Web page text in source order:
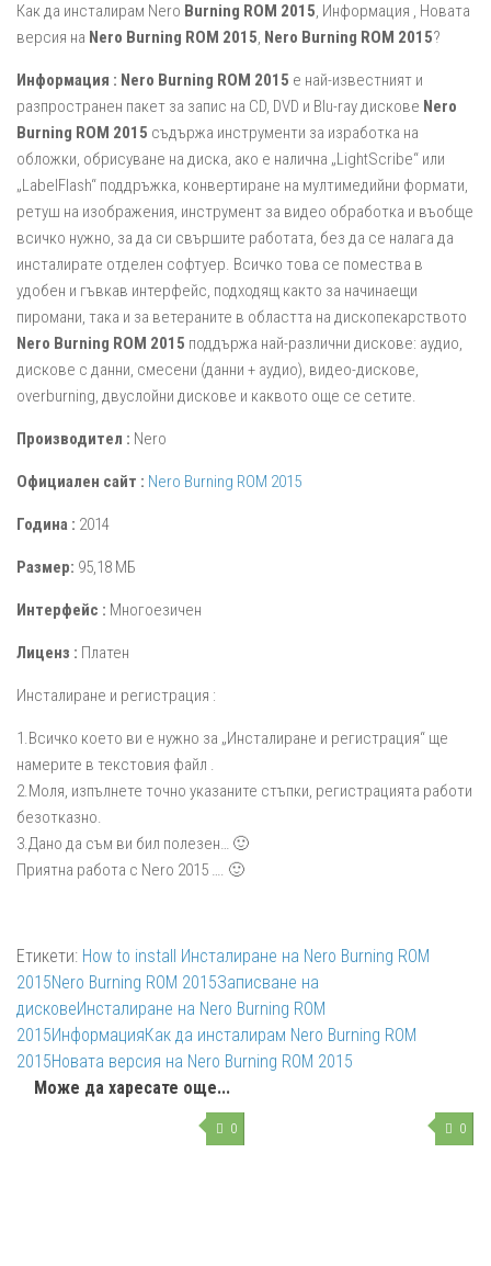
Как да инсталирам Nero Burning ROM 2015, Информация , Новата
версия на Nero Burning ROM 2015, Nero Burning ROM 2015?
Информация : Nero Burning ROM 2015 е най-известният и
разпространен пакет за запис на CD, DVD и Blu-ray дискове Nero
Burning ROM 2015 съдържа инструменти за изработка на
обложки, обрисуване на диска, ако e налична „LightScribe“ или
„LabelFlash“ поддръжка, конвертиране на мултимедийни формати,
ретуш на изображения, инструмент за видео обработка и въобще
всичко нужно, за да си свършите работата, без да се налага да
инсталирате отделен софтуер. Всичко това се помества в
удобен и гъвкав интерфейс, подходящ както за начинаещи
пиромани, така и за ветераните в областта на дископекарството
Nero Burning ROM 2015 поддържа най-различни дискове: аудио,
дискове с данни, смесени (данни + аудио), видео-дискове,
overburning, двуслойни дискове и каквото още се сетите.
Производител : Nero
Официален сайт : Nero Burning ROM 2015
Година : 2014
Размер: 95,18 МБ
Интерфейс : Многоезичен
Лиценз : Платен
Инсталиране и регистрация :
1.Всичко което ви е нужно за „Инсталиране и регистрация“ ще
намерите в текстовия файл .
2.Моля, изпълнете точно указаните стъпки, регистрацията работи
безотказно.
3.Дано да съм ви бил полезен… 🙂
Приятна работа с Nero 2015 …. 🙂
Етикети: How to install Инсталиране на Nero Burning ROM
2015Nero Burning ROM 2015Записване на
дисковеИнсталиране на Nero Burning ROM
2015ИнформацияКак да инсталирам Nero Burning ROM
2015Новата версия на Nero Burning ROM 2015
Може да харесате още...
0 0